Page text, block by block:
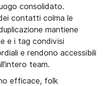
consolidato.
contatti colma le
mantiene
e i tag condivisi
e rendono accessibili
team.
efficace, folk